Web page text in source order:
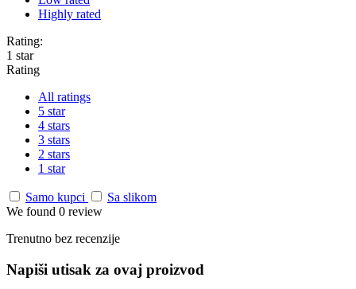
Highly rated
Rating:
1 star
Rating
All ratings
5 star
4 stars
3 stars
2 stars
1 star
Samo kupci
Sa slikom
We found 0 review
Trenutno bez recenzije
Napiši utisak za ovaj proizvod